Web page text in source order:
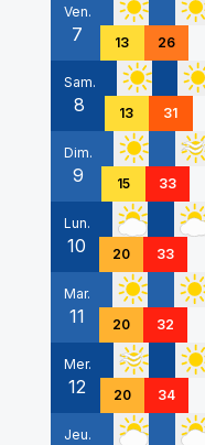
Ven.
7 13 26
Sam.
8 13 31
Dim.
9 15 33
Lun.
10 20 33
Mar.
11 20 32
Mer.
12 20 34
Jeu.